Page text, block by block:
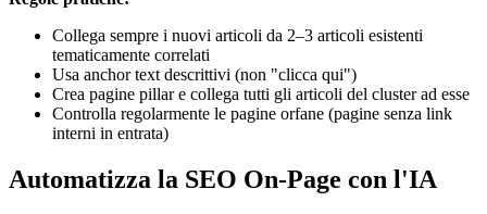
Collega sempre i nuovi articoli da 2–3 articoli esistenti
tematicamente correlati
Usa anchor text descrittivi (non "clicca qui")
Crea pagine pillar e collega tutti gli articoli del cluster ad esse
Controlla regolarmente le pagine orfane (pagine senza link
interni in entrata)
Automatizza la SEO On-Page con l'IA